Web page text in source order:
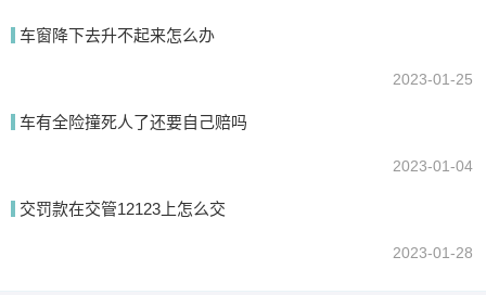
车窗降下去升不起来怎么办
2023-01-25
车有全险撞死人了还要自己赔吗
2023-01-04
交罚款在交管12123上怎么交
2023-01-28